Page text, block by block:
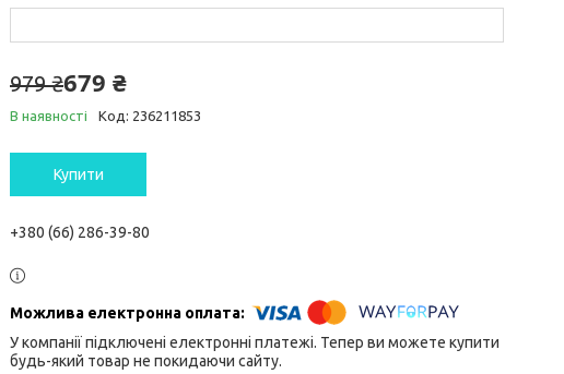
979 ₴679 ₴
В наявності Код: 236211853
Купити
+380 (66) 286-39-80
У компанії підключені електронні платежі. Тепер ви можете купити
будь-який товар не покидаючи сайту.